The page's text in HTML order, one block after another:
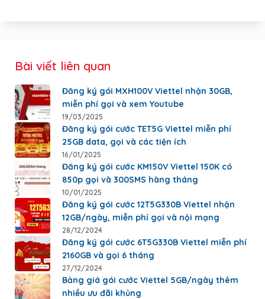
Bài viết liên quan
Đăng ký gói MXH100V Viettel nhận 30GB,
miễn phí gọi và xem Youtube
19/03/2025
Đăng ký gói cước TET5G Viettel miễn phí
25GB data, gọi và các tiện ích
16/01/2025
Đăng ký gói cước KM150V Viettel 150K có
850p gọi và 300SMS hàng tháng
10/01/2025
Đăng ký gói cước 12T5G330B Viettel nhận
12GB/ngày, miễn phí gọi và nội mạng
28/12/2024
Đăng ký gói cước 6T5G330B Viettel miễn phí
2160GB và gọi 6 tháng
27/12/2024
Bảng giá gói cước Viettel 5GB/ngày thêm
nhiều ưu đãi khủng